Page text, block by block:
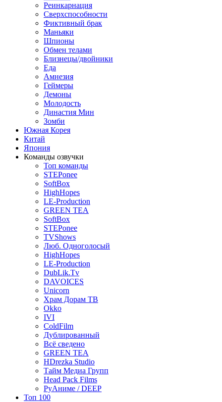
Реинкарнация
Сверхспособности
Фиктивный брак
Маньяки
Шпионы
Обмен телами
Близнецы/двойники
Еда
Амнезия
Геймеры
Демоны
Молодость
Династия Мин
Зомби
Южная Корея
Китай
Япония
Команды озвучки
Топ команды
STEPonee
SoftBox
HighHopes
LE-Production
GREEN TEA
SoftBox
STEPonee
TVShows
Люб. Одноголосый
HighHopes
LE-Production
DubLik.Tv
DAVOICES
Unicorn
Храм Дорам ТВ
Okko
IVI
ColdFilm
Дублированный
Всё сведено
GREEN TEA
HDrezka Studio
Тайм Медиа Групп
Head Pack Films
РуАниме / DEEP
Топ 100